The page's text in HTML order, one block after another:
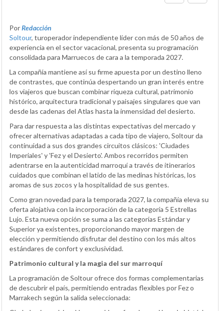
PorRedacción
Soltour, turoperador independiente líder con más de 50 años de
experiencia en el sector vacacional, presenta su programación
consolidada para Marruecos de cara a la temporada 2027.
La compañía mantiene así su firme apuesta por un destino lleno
de contrastes, que continúa despertando un gran interés entre
los viajeros que buscan combinar riqueza cultural, patrimonio
histórico, arquitectura tradicional y paisajes singulares que van
desde las cadenas del Atlas hasta la inmensidad del desierto.
Para dar respuesta a las distintas expectativas del mercado y
ofrecer alternativas adaptadas a cada tipo de viajero, Soltour da
continuidad a sus dos grandes circuitos clásicos: 'Ciudades
Imperiales' y 'Fez y el Desierto'. Ambos recorridos permiten
adentrarse en la autenticidad marroquí a través de itinerarios
cuidados que combinan el latido de las medinas históricas, los
aromas de sus zocos y la hospitalidad de sus gentes.
Como gran novedad para la temporada 2027, la compañía eleva su
oferta alojativa con la incorporación de la categoría 5 Estrellas
Lujo. Esta nueva opción se suma a las categorías Estándar y
Superior ya existentes, proporcionando mayor margen de
elección y permitiendo disfrutar del destino con los más altos
estándares de confort y exclusividad.
Patrimonio cultural y la magia del sur marroquí
La programación de Soltour ofrece dos formas complementarias
de descubrir el país, permitiendo entradas flexibles por Fez o
Marrakech según la salida seleccionada: